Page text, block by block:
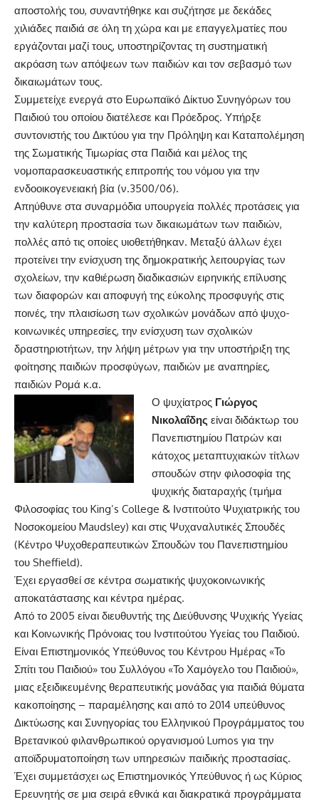
αποστολής του, συναντήθηκε και συζήτησε με δεκάδες
χιλιάδες παιδιά σε όλη τη χώρα και με επαγγελματίες που
εργάζονται μαζί τους, υποστηρίζοντας τη συστηματική
ακρόαση των απόψεων των παιδιών και τον σεβασμό των
δικαιωμάτων τους.
Συμμετείχε ενεργά στο Ευρωπαϊκό Δίκτυο Συνηγόρων του
Παιδιού του οποίου διατέλεσε και Πρόεδρος. Υπήρξε
συντονιστής του Δικτύου για την Πρόληψη και Καταπολέμηση
της Σωματικής Τιμωρίας στα Παιδιά και μέλος της
νομοπαρασκευαστικής επιτροπής του νόμου για την
ενδοοικογενειακή βία (ν.3500/06).
Απηύθυνε στα συναρμόδια υπουργεία πολλές προτάσεις για
την καλύτερη προστασία των δικαιωμάτων των παιδιών,
πολλές από τις οποίες υιοθετήθηκαν. Μεταξύ άλλων έχει
προτείνει την ενίσχυση της δημοκρατικής λειτουργίας των
σχολείων, την καθιέρωση διαδικασιών ειρηνικής επίλυσης
των διαφορών και αποφυγή της εύκολης προσφυγής στις
ποινές, την πλαισίωση των σχολικών μονάδων από ψυχο-
κοινωνικές υπηρεσίες, την ενίσχυση των σχολικών
δραστηριοτήτων, την λήψη μέτρων για την υποστήριξη της
φοίτησης παιδιών προσφύγων, παιδιών με αναπηρίες,
παιδιών Ρομά κ.α.
Ο ψυχίατρος Γιώργος
Νικολαΐδης είναι διδάκτωρ του
Πανεπιστημίου Πατρών και
κάτοχος μεταπτυχιακών τίτλων
σπουδών στην φιλοσοφία της
ψυχικής διαταραχής (τμήμα
Φιλοσοφίας του King’s College & Ινστιτούτο Ψυχιατρικής του
Νοσοκομείου Maudsley) και στις Ψυχαναλυτικές Σπουδές
(Κέντρο Ψυχοθεραπευτικών Σπουδών του Πανεπιστημίου
του Sheffield).
Έχει εργασθεί σε κέντρα σωματικής ψυχοκοινωνικής
αποκατάστασης και κέντρα ημέρας.
Από το 2005 είναι διευθυντής της Διεύθυνσης Ψυχικής Υγείας
και Κοινωνικής Πρόνοιας του Ινστιτούτου Υγείας του Παιδιού.
Είναι Επιστημονικός Υπεύθυνος του Κέντρου Ημέρας «Το
Σπίτι του Παιδιού» του Συλλόγου «Το Χαμόγελο του Παιδιού»,
μιας εξειδικευμένης θεραπευτικής μονάδας για παιδιά θύματα
κακοποίησης – παραμέλησης και από το 2014 υπεύθυνος
Δικτύωσης και Συνηγορίας του Ελληνικού Προγράμματος του
Βρετανικού φιλανθρωπικού οργανισμού Lumos για την
αποϊδρυματοποίηση των υπηρεσιών παιδικής προστασίας.
Έχει συμμετάσχει ως Επιστημονικός Υπεύθυνος ή ως Κύριος
Ερευνητής σε μια σειρά εθνικά και διακρατικά προγράμματα